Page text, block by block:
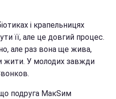
і крапельницях
її, але це довгий процес.
але раз вона ще жива,
жити. У молодих завжди
подруга МакSим